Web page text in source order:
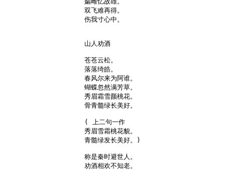
双飞难再得。
伤我寸心中。
山人劝酒
苍苍云松。
落落绮皓。
春风尔来为阿谁。
蝴蝶忽然满芳草。
秀眉霜雪颜桃花。
骨青髓绿长美好。
( 上二句一作
秀眉雪霜桃花貌。
青髓绿发长美好。)
称是秦时避世人。
劝酒相欢不知老。